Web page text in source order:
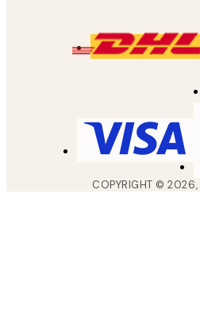
COPYRIGHT ©2026,